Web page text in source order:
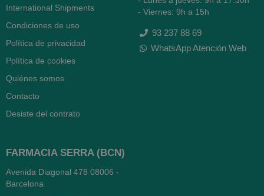
International Shipments
Condiciones de uso
Política de privacidad
Política de cookies
Quiénes somos
Contacto
Desiste del contrato
- Viernes: 9h a 15h
93 237 88 69
WhatsApp Atención Web
FARMACIA SERRA (BCN)
Avenida Diagonal 478 08006 -
Barcelona